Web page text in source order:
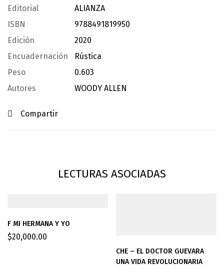
Editorial
ALIANZA
ISBN
9788491819950
Edición
2020
Encuadernación
Rústica
Peso
0.603
Autores
WOODY ALLEN
Compartir
LECTURAS ASOCIADAS
F MI HERMANA Y YO
$20,000.00
CHE – EL DOCTOR GUEVARA
UNA VIDA REVOLUCIONARIA